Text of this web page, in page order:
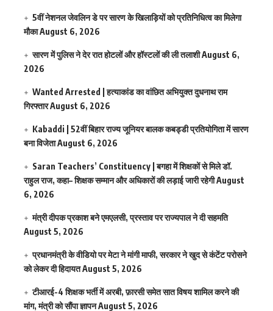
5वीं नेशनल जेवलिन डे पर सारण के खिलाड़ियों को प्रतिनिधित्व का मिलेगा
मौकाAugust 6, 2026
सारण में पुलिस ने देर रात होटलों और हॉस्टलों की ली तलाशीAugust 6,
2026
Wanted Arrested | हत्याकांड का वांछित अभियुक्त दुधनाथ राम
गिरफ्तारAugust 6, 2026
Kabaddi | 52वीं बिहार राज्य जूनियर बालक कबड्डी प्रतियोगिता में सारण
बना विजेताAugust 6, 2026
Saran Teachers’ Constituency | बगहा में शिक्षकों से मिले डॉ.
राहुल राज, कहा– शिक्षक सम्मान और अधिकारों की लड़ाई जारी रहेगीAugust
6, 2026
मंत्री दीपक प्रकाश बने एमएलसी, प्रस्ताव पर राज्यपाल ने दी सहमति
August 5, 2026
प्रधानमंत्री के वीडियो पर मेटा ने मांगी माफी, सरकार ने खुद से कंटेंट परोसने
को लेकर दी हिदायतAugust 5, 2026
टीआरई-4 शिक्षक भर्ती में अरबी, फ़ारसी समेत सात विषय शामिल करने की
मांग, मंत्री को सौंपा ज्ञापनAugust 5, 2026